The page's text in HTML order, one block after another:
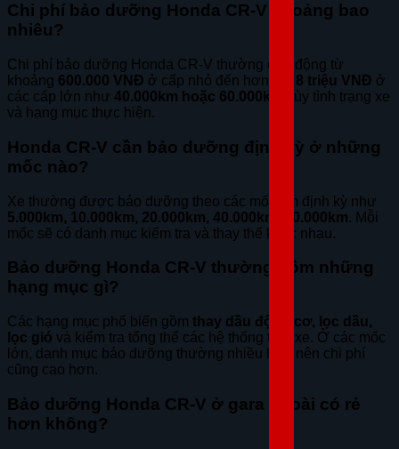
Chi phí bảo dưỡng Honda CR-V khoảng bao
nhiêu?
Chi phí bảo dưỡng Honda CR-V thường dao động từ
khoảng 600.000 VNĐ ở cấp nhỏ đến hơn 6 – 8 triệu VNĐ ở
các cấp lớn như 40.000km hoặc 60.000km
, tùy tình trạng xe
và hạng mục thực hiện.
Honda CR-V cần bảo dưỡng định kỳ ở những
mốc nào?
Xe thường được bảo dưỡng theo các mốc km định kỳ như
5.000km, 10.000km, 20.000km, 40.000km, 60.000km. Mỗi
mốc sẽ có danh mục kiểm tra và thay thế khác nhau.
Bảo dưỡng Honda CR-V thường gồm những
hạng mục gì?
Các hạng mục phổ biến gồm thay dầu động cơ, lọc dầu,
lọc gió và kiểm tra tổng thể các hệ thống trên xe. Ở các mốc
lớn, danh mục bảo dưỡng thường nhiều hơn nên chi phí
cũng cao hơn.
Bảo dưỡng Honda CR-V ở gara ngoài có rẻ
hơn không?